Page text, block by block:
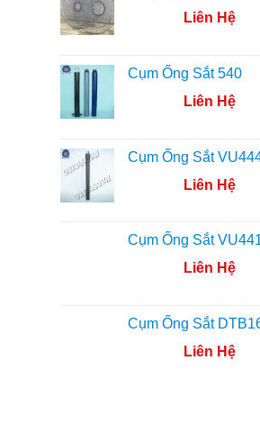
Liên Hệ
Cụm Ống Sắt 540
Liên Hệ
Cụm Ống Sắt
Liên Hệ
Cụm Ống Sắt
Liên Hệ
Cụm Ống Sắt
Liên Hệ